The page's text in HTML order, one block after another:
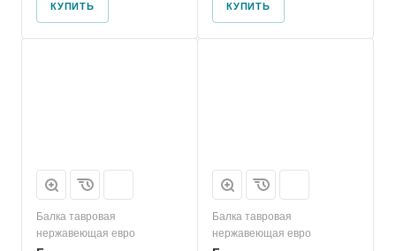
КУПИТЬ КУПИТЬ
Балка тавровая
нержавеющая евро
Балка тавровая
нержавеющая евро